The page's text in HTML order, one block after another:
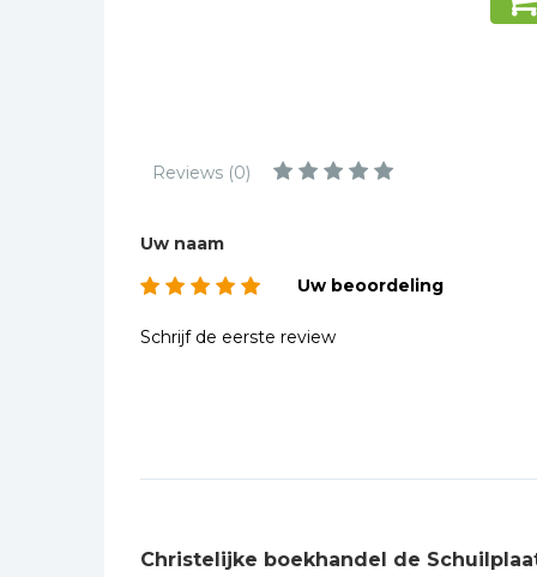
Politiek
gidsen
Reviews (0)
Uw naam
Uw beoordeling
Schrijf de eerste review
Christelijke boekhandel de